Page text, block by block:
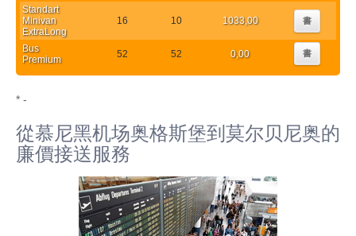
Standart
Minivan
ExtraLong
16 10 1033,00 書
Bus
Premium
52 52 0,00 書
* -
從慕尼黑机场奥格斯堡到莫尔贝尼奥的
廉價接送服務